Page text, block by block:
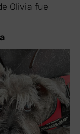
Olivia fue